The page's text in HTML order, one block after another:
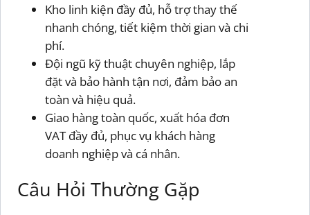
Kho linh kiện đầy đủ, hỗ trợ thay thế
nhanh chóng, tiết kiệm thời gian và chi
phí.
Đội ngũ kỹ thuật chuyên nghiệp, lắp
đặt và bảo hành tận nơi, đảm bảo an
toàn và hiệu quả.
Giao hàng toàn quốc, xuất hóa đơn
VAT đầy đủ, phục vụ khách hàng
doanh nghiệp và cá nhân.
Câu Hỏi Thường Gặp